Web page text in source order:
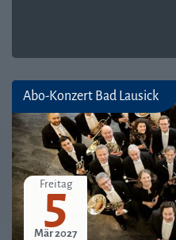
Abo-Konzert Bad Lausick
Freitag
5
Mär 2027